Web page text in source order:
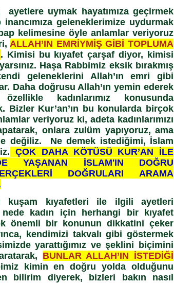
uymak hayatımıza geçirmek
geleneklerimize uydurmak
kelimesine öyle anlamlar veriyoruz
ALLAH’IN EMRİYMİŞ GİBİ TOPLUMA
. Kimisi bu kıyafet çarşaf diyor, kimisi
Haşa Rabbimiz eksik bırakmış
geleneklerini Allah’ın emri gibi
Daha doğrusu Allah’ın yemin ederek
kadınlarımız konusunda
Bizler Kur’an’ın bu konularda birçok
veriyoruz ki, adeta kadınlarımızı
onlara zulüm yapıyoruz, ama
değiliz. Ne demek istediğimi, İslam
ÇOK DAHA KÖTÜSÜ KUR’AN İLE
YAŞANAN İSLAM'IN DOĞRU
DOĞRULARI ARAMA
kuşam kıyafetleri ile ilgili ayetleri
kadın için herhangi bir kıyafet
önemli bir konunun dikkatini çeker
kendimizi takvalı gibi göstermek
yarattığımız ve şeklini biçimini
BUNLAR ALLAH’IN İSTEDİĞİ
kimin en doğru yolda olduğunu
bilirim diyerek, bizleri bakın nasıl